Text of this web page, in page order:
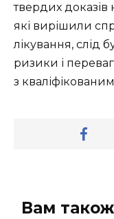
твердих доказів
які вирішили
лікування, слід
ризики і
з
Вам